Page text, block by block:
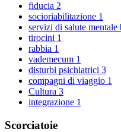
fiducia 2
socioriabilitazione 1
servizi di salute mentale
tirocini 1
rabbia 1
vademecum 1
disturbi psichiatrici 3
compagni di viaggio 1
Cultura 3
integrazione 1
Scorciatoie